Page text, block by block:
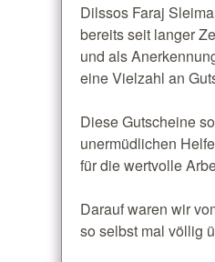
Dilssos Faraj
bereits seit langer
und als
eine Vielzahl an
Diese Gutscheine
unermüdlichen
für die wertvolle
Darauf waren wir
so selbst mal völlig